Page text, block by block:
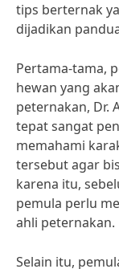
tips berternak
dijadikan
Pertama-tama,
hewan yang
peternakan, Dr.
tepat sangat
memahami
tersebut agar
karena itu,
pemula perlu
ahli peternakan.
Selain itu,